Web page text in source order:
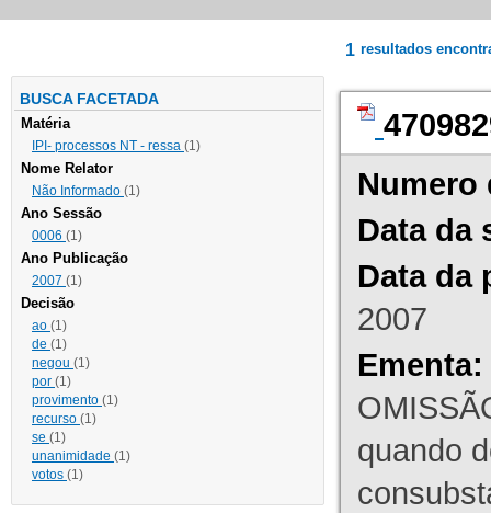
BUSCA FACETADA
Matéria
IPI- processos NT - ressa (1)
Nome Relator
Não Informado (1)
Ano Sessão
0006 (1)
Ano Publicação
2007 (1)
Decisão
ao (1)
de (1)
negou (1)
por (1)
provimento (1)
recurso (1)
se (1)
unanimidade (1)
votos (1)
1 resultados
Numero
Data da
Data da
2007
Ementa:
quando